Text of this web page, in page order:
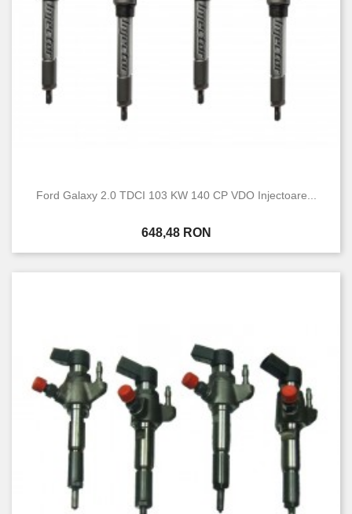
Ford Galaxy 2.0 TDCI 103 KW 140 CP VDO Injectoare...
Pret
648,48 RON